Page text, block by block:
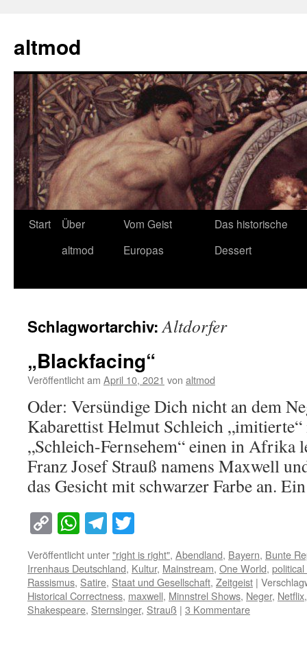
springen
altmod
Start
Über
altmod
Vom Geist
Europas
Das historische
Dessert
Schlagwortarchiv:Altdorfer
„Blackfacing“
Veröffentlicht am April 10, 2021 von altmod
Oder: Versündige Dich nicht an dem
Kabarettist Helmut Schleich
„Schleich-Fernsehem“ einen in Afrika
Franz Josef Strauß namens Maxwell
das Gesicht mit schwarzer Farbe an.
Copy
Link
WhatsApp
Telegram
Veröffentlicht unter"right is right", Abendland, Bayern, Bunte
Irrenhaus Deutschland, Kultur, Mainstream, One World,
Rassismus, Satire, Staat und Gesellschaft, Zeitgeist |
Historical Correctness, maxwell, Minnstrel Shows, Neger, Netflix
Shakespeare, Sternsinger, Strauß | 3 Kommentare